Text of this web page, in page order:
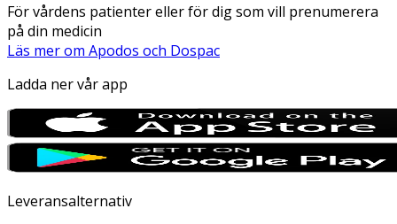
För vårdens patienter eller för dig som vill prenumerera
på din medicin
Läs mer om Apodos och Dospac
Ladda ner vår app
Leveransalternativ